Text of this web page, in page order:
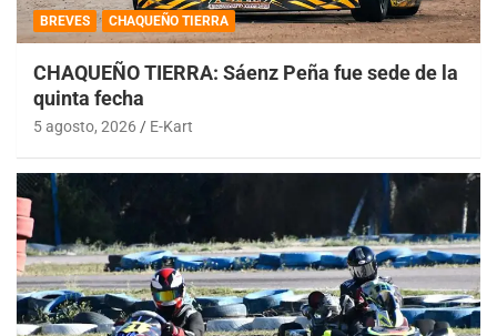
BREVES CHAQUEÑO TIERRA
CHAQUEÑO TIERRA: Sáenz Peña fue sede de la
quinta fecha
5 agosto, 2026 E-Kart